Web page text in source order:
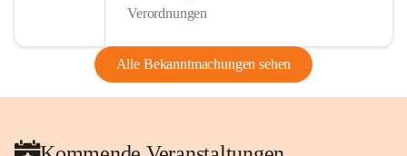
Verordnungen
Alle Bekanntmachungen sehen